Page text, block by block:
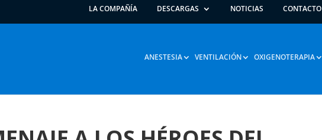
LA COMPAÑÍA DESCARGAS NOTICIAS CONTACTO
ANESTESIA VENTILACIÓN OXIGENOTERAPIA